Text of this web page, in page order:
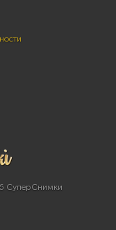
СуперСнимки